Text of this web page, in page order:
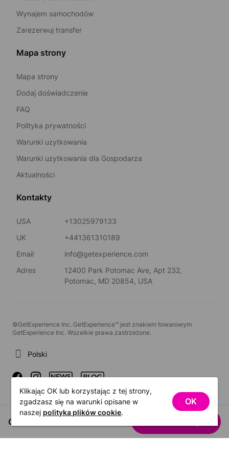
Wynajem samochodów
Zarezerwuj transfer
Mapa strony
Mapa strony
Dodaj doświadczenie
FAQ
Polityka prywatności
Warunki użytkowania
Warunki użytkowania dla Gospodarza
Aktualności
Kontakty
USA
+13025979133
UK
+441361310189
Email
info@getexperience.com
Adres
12400 Park Potomac Ave, Apt 232,
Potomac, MD 20854, USA
©GetExperience Inc. GetExperience™ jest znakiem towarowym
GetExperience Inc. Wszelkie prawa zastrzeżone.
Polski
Od US$34.98
Klikając OK lub korzystając z tej strony,
zgadzasz się na warunki opisane w
naszej polityka plików cookie.
OK